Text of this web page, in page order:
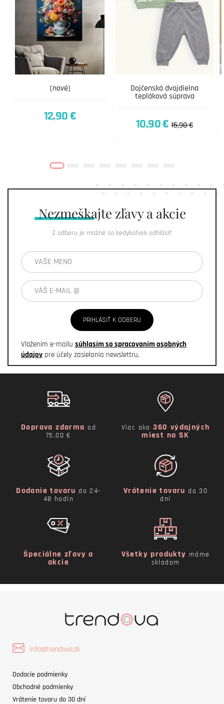
(nové)
12,90 €
Dojčenská dvojdielna
tepláková súprava
10,90 € 15,90 €
Nezmeškajte zľavy a akcie
Z odberu je možné sa kedykoľvek odhlásiť
PRIHLÁSIŤ K ODBERU
Vložením e-mailu súhlasím so spracovaním osobných
údajov pre účely zasielania newslettru.
Doprava zdarma od
75,00 €
Viac ako360 výdajných
miest na SK
Dodanie tovaru do 24-
48 hodín
Vrátenie tovaru do 30
dní
Špeciálne zľavy a
akcie
Všetky produkty máme
skladom
info@trendova.sk
Dodacie podmienky
Obchodné podmienky
Vrátenie tovaru do 30 dní